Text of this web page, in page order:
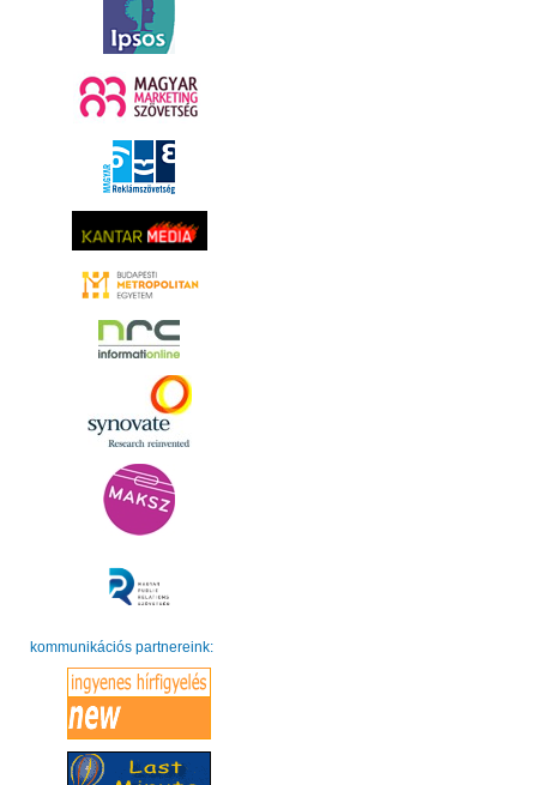
kommunikációs partnereink: